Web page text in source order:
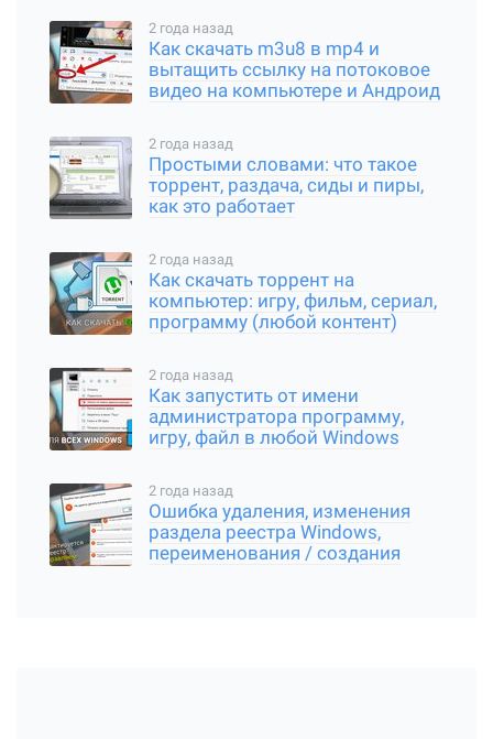
2 года назад
Как скачать m3u8 в mp4 и
вытащить ссылку на потоковое
видео на компьютере и Андроид
2 года назад
Простыми словами: что такое
торрент, раздача, сиды и пиры,
как это работает
2 года назад
Как скачать торрент на
компьютер: игру, фильм, сериал,
программу (любой контент)
2 года назад
Как запустить от имени
администратора программу,
игру, файл в любой Windows
2 года назад
Ошибка удаления, изменения
раздела реестра Windows,
переименования / создания